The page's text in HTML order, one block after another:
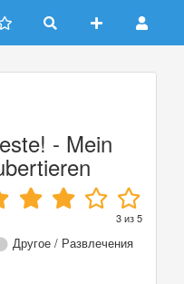
- Mein
3из5
Другое / Развлечения